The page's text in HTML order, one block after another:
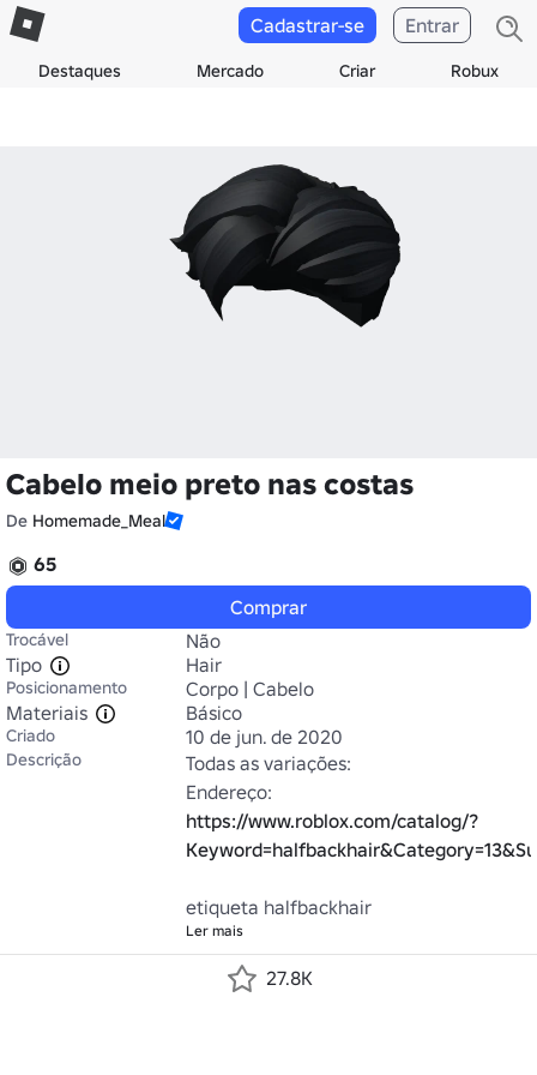
Destaques Mercado Criar Robux
Cadastrar-se Entrar
Cabelo meio preto nas costas
De Homemade_Meal
65
Comprar
Trocável
Não
Tipo
Hair
Posicionamento
Corpo | Cabelo
Materiais
Básico
Criado 10 de jun. de 2020
Descrição
Todas as variações:
https://www.roblox.com/catalog/?
etiqueta halfbackhair
Ler mais
27.8K